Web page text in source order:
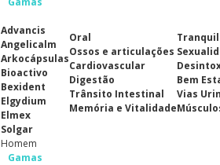
Advancis
Angelicalm
Arkocápsulas
Bioactivo
Bexident
Elgydium
Elmex
Solgar
Oral
Ossos e articulações
Cardiovascular
Digestão
Trânsito Intestinal
Memória e Vitalidade
Bem
Vias
Homem
Gamas